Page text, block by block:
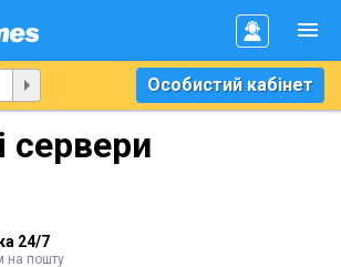
Особистий кабінет
сервери
24/7
на пошту